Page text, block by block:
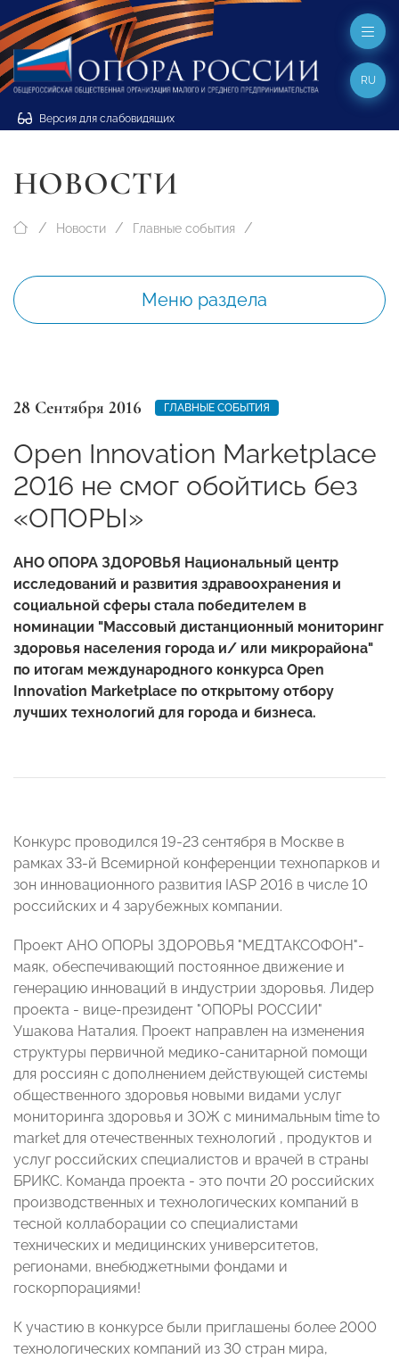
Версия для слабовидящих
RU
НОВОСТИ
Новости Главные события
Меню раздела
28 Сентября 2016 ГЛАВНЫЕ СОБЫТИЯ
Open Innovation Marketplace
2016 не смог обойтись без
«ОПОРЫ»
АНО ОПОРА ЗДОРОВЬЯ Национальный центр
исследований и развития здравоохранения и
социальной сферы стала победителем в
номинации "Массовый дистанционный мониторинг
здоровья населения города и/ или микрорайона"
по итогам международного конкурса Open
Innovation Marketplace по открытому отбору
лучших технологий для города и бизнеса.
Конкурс проводился 19-23 сентября в Москве в
рамках 33-й Всемирной конференции технопарков и
зон инновационного развития IASP 2016 в числе 10
российских и 4 зарубежных компании.
Проект АНО ОПОРЫ ЗДОРОВЬЯ "МЕДТАКСОФОН"-
маяк, обеспечивающий постоянное движение и
генерацию инноваций в индустрии здоровья. Лидер
проекта - вице-президент "ОПОРЫ РОССИИ"
Ушакова Наталия. Проект направлен на изменения
структуры первичной медико-санитарной помощи
для россиян с дополнением действующей системы
общественного здоровья новыми видами услуг
мониторинга здоровья и ЗОЖ с минимальным time to
market для отечественных технологий , продуктов и
услуг российских специалистов и врачей в страны
БРИКС. Команда проекта - это почти 20 российских
производственных и технологических компаний в
тесной коллаборации со специалистами
технических и медицинских университетов,
регионами, внебюджетными фондами и
госкорпорациями!
К участию в конкурсе были приглашены более 2000
технологических компаний из 30 стран мира,